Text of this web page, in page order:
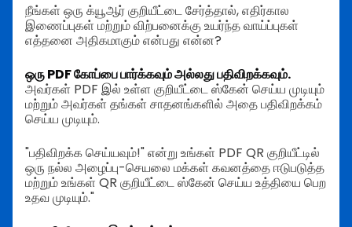
நீங்கள் ஒரு க்யூஆர் குறியீட்டை சேர்த்தால், எதிர்கால
இணைப்புகள் மற்றும் விற்பனைக்கு உயர்ந்த வாய்ப்புகள்
எத்தனை அதிகமாகும் என்பது என்ன?
ஒரு PDF கோப்பை பார்க்கவும் அல்லது பதிவிறக்கவும்.
அவர்கள் PDF இல் உள்ள குறியீட்டை ஸ்கேன் செய்ய முடியும்
மற்றும் அவர்கள் தங்கள் சாதனங்களில் அதை பதிவிறக்கம்
செய்ய முடியும்.
"பதிவிறக்க செய்யவும்!" என்று உங்கள் PDF QR குறியீட்டில்
ஒரு நல்ல அழைப்பு-செயலை மக்கள் கவனத்தை ஈடுபடுத்த
மற்றும் உங்கள் QR குறியீட்டை ஸ்கேன் செய்ய உத்தியை பெற
உதவ முடியும்."